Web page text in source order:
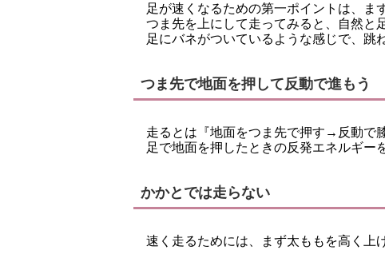
足が速くなるための第一ポイントは、ま
つま先を上にして走ってみると、自然と
足にバネがついているような感じで、跳
つま先で地面を押して反動で進もう
走るとは『地面をつま先で押す→反動で
足で地面を押したときの反発エネルギー
かかとでは走らない
速く走るためには、まず太ももを高く上